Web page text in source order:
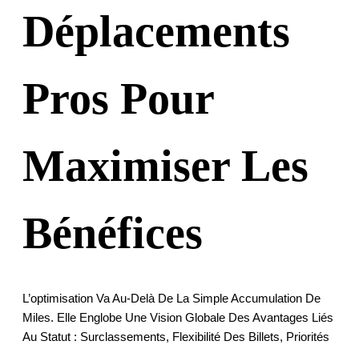
Déplacements
Pros Pour
Maximiser Les
Bénéfices
L’optimisation Va Au-Delà De La Simple Accumulation De
Miles. Elle Englobe Une Vision Globale Des Avantages Liés
Au Statut : Surclassements, Flexibilité Des Billets, Priorités